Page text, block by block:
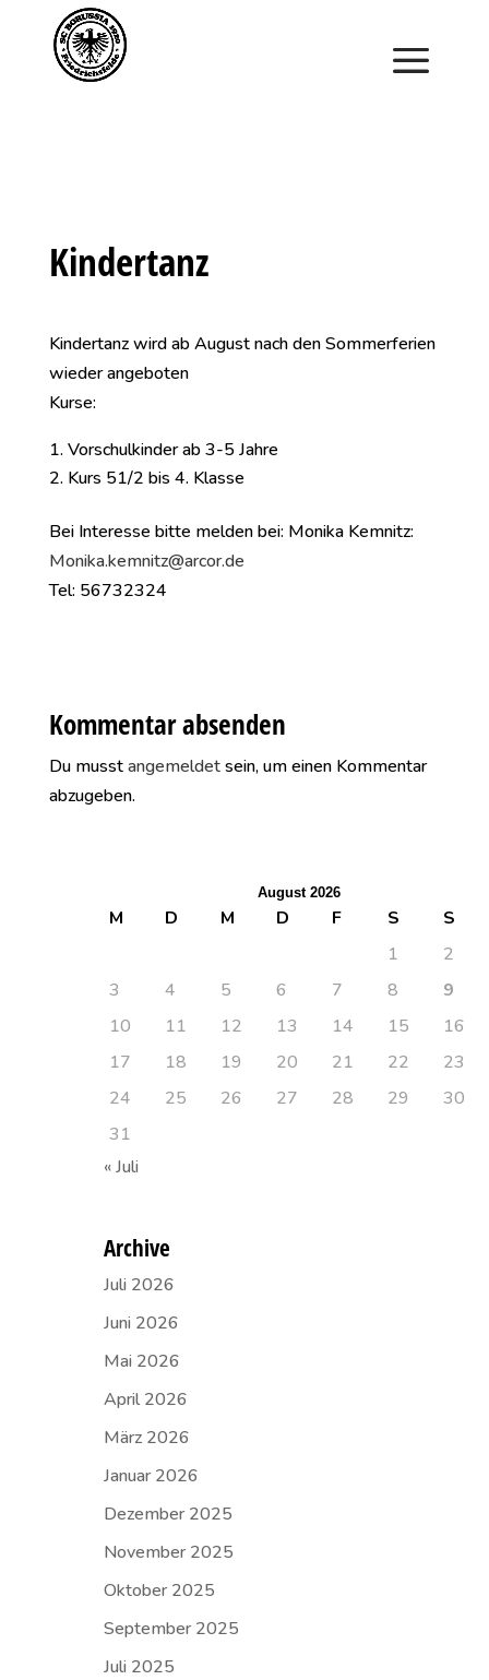
Saisonstart im April. Jetzt ein Schnuppertraining für
Kinder vereinbaren und zu Saisonbeginn dabei sein.
Kindertanz
Kindertanz wird ab August nach den Sommerferien
wieder angeboten
Kurse:
Vorschulkinder ab 3-5 Jahre
Kurs 51/2 bis 4. Klasse
Bei Interesse bitte melden bei: Monika Kemnitz:
Monika.kemnitz@arcor.de
Tel: 56732324
Kommentar absenden
Du musstangemeldetsein, um einen Kommentar
abzugeben.
August 2026
M D M D F S
S
1
2
3
4 5 6 7 8
9
10
11 12 13 14 15
16
17
18 19 20 21 22
23
24
25 26 27 28 29
30
31
« Juli
Archive
Juli 2026
Juni 2026
Mai 2026
April 2026
März 2026
Januar 2026
Dezember 2025
November 2025
Oktober 2025
September 2025
Juli 2025